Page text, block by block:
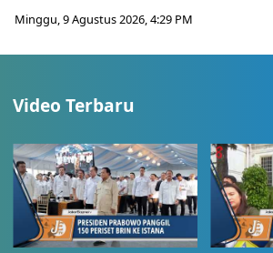
Minggu, 9 Agustus 2026, 4:29 PM
Video Terbaru